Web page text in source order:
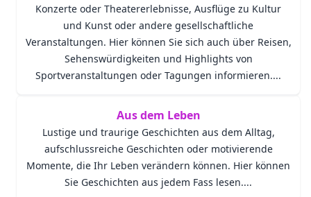
Konzerte oder Theatererlebnisse, Ausflüge zu Kultur
und Kunst oder andere gesellschaftliche
Veranstaltungen. Hier können Sie sich auch über Reisen,
Sehenswürdigkeiten und Highlights von
Sportveranstaltungen oder Tagungen informieren....
Aus dem Leben
Lustige und traurige Geschichten aus dem Alltag,
aufschlussreiche Geschichten oder motivierende
Momente, die Ihr Leben verändern können. Hier können
Sie Geschichten aus jedem Fass lesen....